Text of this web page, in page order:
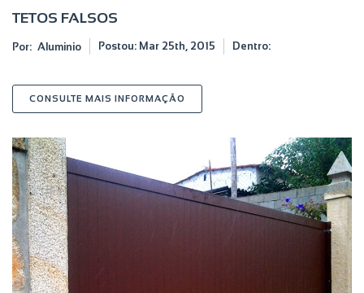
TETOS FALSOS
Por: Aluminio Postou: Mar 25th, 2015 Dentro:
CONSULTE MAIS INFORMAÇÃO